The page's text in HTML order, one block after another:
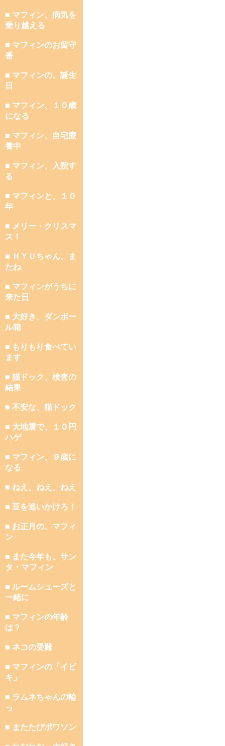
■ マフィン、病気を
乗り越える
■ マフィンのお留守
番
■ マフィンの、誕生
日
■ マフィン、１０歳
になる
■ マフィン、自宅療
養中
■ マフィン、入院す
る
■ マフィンと、１０
年
■ メリー・クリスマ
ス！
■ ＨＹＵちゃん、ま
たね
■ マフィンがうちに
来た日
■ 大好き、ダンボー
ル箱
■ もりもり食べてい
ます
■ 猫ドック、検査の
結果
■ 不安な、猫ドック
■ 大地震で、１０円
ハゲ
■ マフィン、９歳に
なる
■ ねえ、ねえ、ねえ
■ 豆を追いかけろ！
■ お正月の、マフィ
ン
■ また今年も、サン
タ・マフィン
■ ルームシューズと
一緒に
■ マフィンの年齢
は？
■ ネコの受難
■ マフィンの「イビ
キ」
■ ラムネちゃんの輪
っ
■ またたびポワソン